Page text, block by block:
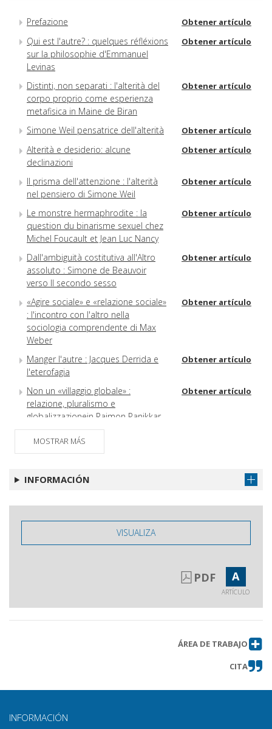
Prefazione Obtener artículo
Qui est l'autre? : quelques réfléxions
sur la philosophie d'Emmanuel
Levinas
Obtener artículo
Distinti, non separati : l'alterità del
corpo proprio come esperienza
metafisica in Maine de Biran
Obtener artículo
Simone Weil pensatrice dell'alterità Obtener artículo
Alterità e desiderio: alcune
declinazioni
Obtener artículo
Il prisma dell'attenzione : l'alterità
nel pensiero di Simone Weil
Obtener artículo
Le monstre hermaphrodite : la
question du binarisme sexuel chez
Michel Foucault et Jean Luc Nancy
Obtener artículo
Dall'ambiguità costitutiva all'Altro
assoluto : Simone de Beauvoir
verso Il secondo sesso
Obtener artículo
«Agire sociale» e «relazione sociale»
: l'incontro con l'altro nella
sociologia comprendente di Max
Weber
Obtener artículo
Manger l'autre : Jacques Derrida e
l'eterofagia
Obtener artículo
Non un «villaggio globale» :
relazione, pluralismo e
globalizzazionein Raimon Panikkar
Obtener artículo
Gli autori
MOSTRAR MÁS
INFORMACIÓN
VISUALIZA
PDF A
ARTÍCULO
ÁREA DE TRABAJO
CITA
INFORMACIÓN